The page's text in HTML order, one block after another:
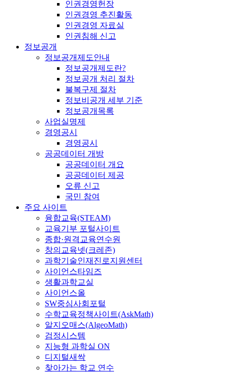
인권경영헌장
인권경영 추진활동
인권경영 자료실
인권침해 신고
정보공개
정보공개제도안내
정보공개제도란?
정보공개 처리 절차
불복구제 절차
정보비공개 세부 기준
정보공개목록
사업실명제
경영공시
경영공시
공공데이터 개방
공공데이터 개요
공공데이터 제공
오류 신고
국민 참여
주요 사이트
융합교육(STEAM)
교육기부 포털사이트
종합·원격교육연수원
창의교육넷(크레존)
과학기술인재진로지원센터
사이언스타임즈
생활과학교실
사이언스올
SW중심사회포털
수학교육정책사이트(AskMath)
알지오매스(AlgeoMath)
검정시스템
지능형 과학실 ON
디지털새싹
찾아가는 학교 연수